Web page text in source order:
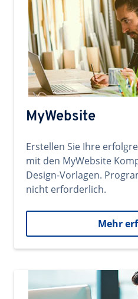
MyWebsite
Erstellen Sie Ihre
mit den MyWebsite
Design-Vorlagen.
nicht erforderlich.
Mehr